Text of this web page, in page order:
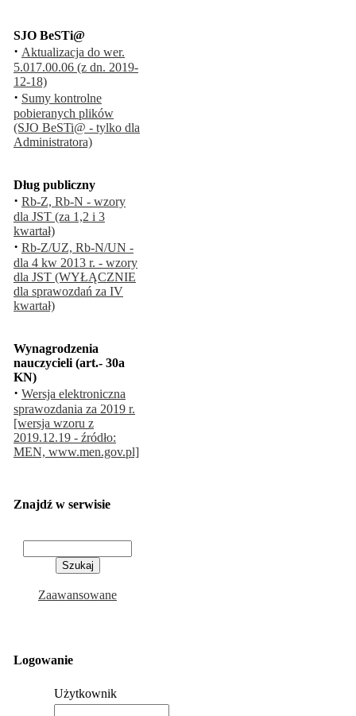
SJO BeSTi@
· Aktualizacja do wer.
5.017.00.06 (z dn. 2019-
12-18)
· Sumy kontrolne
pobieranych plików
(SJO BeSTi@ - tylko dla
Administratora)
Dług publiczny
· Rb-Z, Rb-N - wzory
dla JST (za 1,2 i 3
kwartał)
· Rb-Z/UZ, Rb-N/UN -
dla 4 kw 2013 r. - wzory
dla JST (WYŁĄCZNIE
dla sprawozdań za IV
kwartał)
Wynagrodzenia
nauczycieli (art.- 30a
KN)
· Wersja elektroniczna
sprawozdania za 2019 r.
[wersja wzoru z
2019.12.19 - źródło:
MEN, www.men.gov.pl]
Znajdź w serwisie
Zaawansowane
Logowanie
Użytkownik